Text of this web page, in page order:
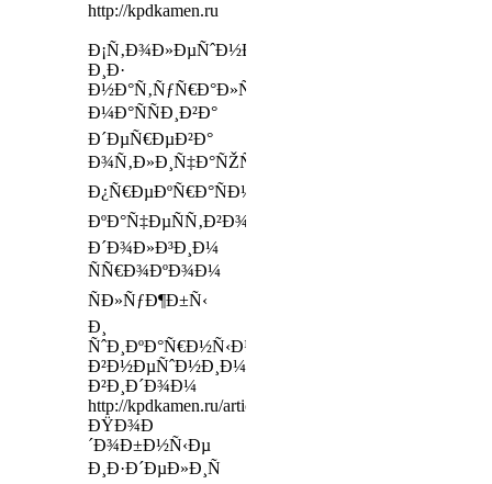
http://kpdkamen.ru
Ð¡Ñ‚Ð¾Ð»ÐµÑˆÐ½Ð¸Ñ†Ñ‹
Ð¸Ð·
Ð½Ð°Ñ‚ÑƒÑ€Ð°Ð»ÑŒÐ½Ð¾Ð³Ð¾
Ð¼Ð°ÑÑÐ¸Ð²Ð°
Ð´ÐµÑ€ÐµÐ²Ð°
Ð¾Ñ‚Ð»Ð¸Ñ‡Ð°ÑŽÑ‚ÑÑ
Ð¿Ñ€ÐµÐºÑ€Ð°ÑÐ½Ñ‹Ð¼
ÐºÐ°Ñ‡ÐµÑÑ‚Ð²Ð¾Ð¼,
Ð´Ð¾Ð»Ð³Ð¸Ð¼
ÑÑ€Ð¾ÐºÐ¾Ð¼
ÑÐ»ÑƒÐ¶Ð±Ñ‹
Ð¸
ÑˆÐ¸ÐºÐ°Ñ€Ð½Ñ‹Ð¼
Ð²Ð½ÐµÑˆÐ½Ð¸Ð¼
Ð²Ð¸Ð´Ð¾Ð¼
http://kpdkamen.ru/articles/granit/
ÐŸÐ¾Ð
´Ð¾Ð±Ð½Ñ‹Ðµ
Ð¸Ð·Ð´ÐµÐ»Ð¸Ñ